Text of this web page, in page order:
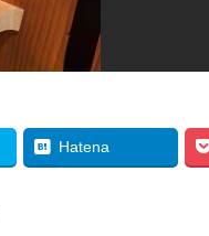
Hatena